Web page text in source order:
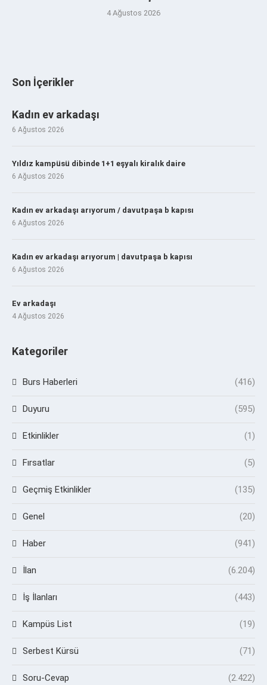
4 Ağustos 2026
Son İçerikler
Kadın ev arkadaşı
6 Ağustos 2026
Yıldız kampüsü dibinde 1+1 eşyalı kiralık daire
6 Ağustos 2026
Kadın ev arkadaşı arıyorum / davutpaşa b kapısı
6 Ağustos 2026
Kadın ev arkadaşı arıyorum | davutpaşa b kapısı
6 Ağustos 2026
Ev arkadaşı
4 Ağustos 2026
Kategoriler
Burs Haberleri (416)
Duyuru (595)
Etkinlikler (1)
Fırsatlar (5)
Geçmiş Etkinlikler (135)
Genel (20)
Haber (941)
İlan (6.204)
İş İlanları (443)
Kampüs List (19)
Serbest Kürsü (71)
Soru-Cevap (2.422)